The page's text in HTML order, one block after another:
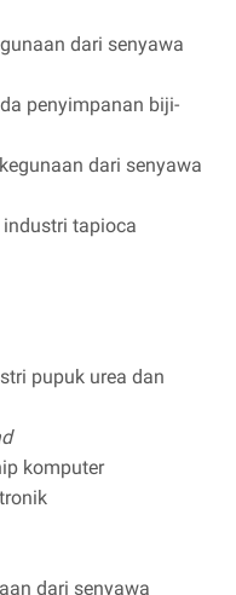
dari senyawa
penyimpanan biji-
dari senyawa
tapioca
pupuk urea dan
komputer
dari senyawa